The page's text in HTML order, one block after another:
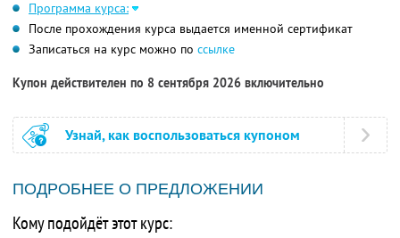
Программа курса:
После прохождения курса выдается именной сертификат
Записаться на курс можно по ссылке
Купон действителен по 8 сентября 2026 включительно
Узнай, как воспользоваться купоном
ПОДРОБНЕЕ О ПРЕДЛОЖЕНИИ
Кому подойдёт этот курс: